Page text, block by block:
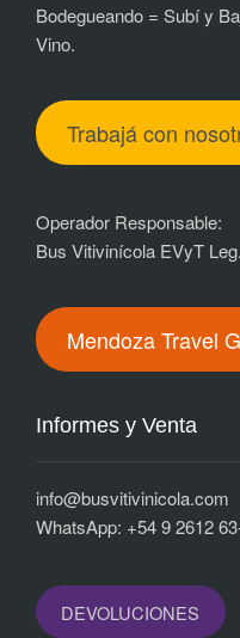
Bodegueando = Subí y
Vino.
Trabajá con
Operador Responsable:
Bus Vitivinícola EVyT
Mendoza Travel
Informes y Venta
info@busvitivinicola.com
WhatsApp: +54 9 2612
DEVOLUCIONES